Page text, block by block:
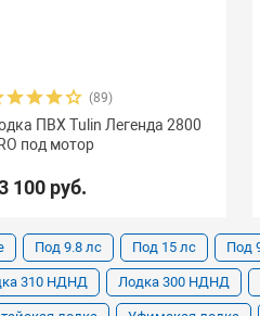
(89)
ПВХ Tulin Легенда 2800
под мотор
100 руб.
Под 9.8 лс Под 15 лс Под
310 НДНД Лодка 300 НДНД